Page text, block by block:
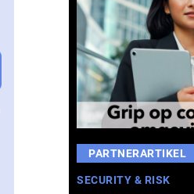
PARTNERARTIKEL
SECURITY & RISK